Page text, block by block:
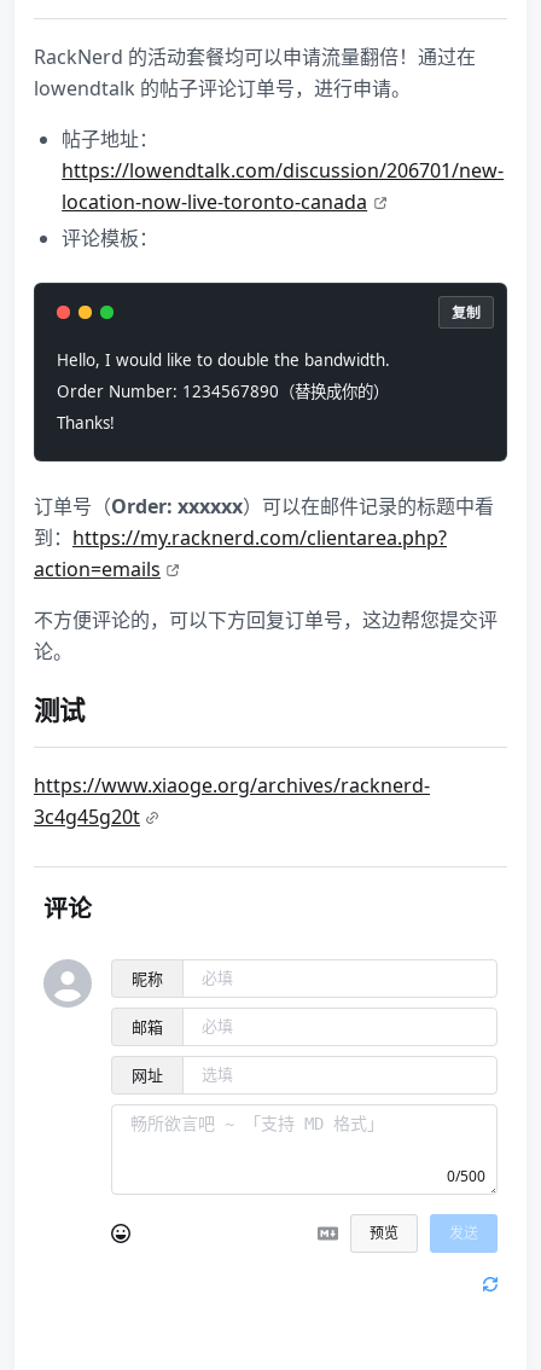
RackNerd 的活动套餐均可以申请流量翻倍！通过在
lowendtalk 的帖子评论订单号，进行申请。
帖子地址：
https://lowendtalk.com/discussion/206701/new-
location-now-live-toronto-canada
评论模板：
Hello, I would like to double the bandwidth.
Order Number: 1234567890（替换成你的）
Thanks!
复制
订单号（Order: xxxxxx）可以在邮件记录的标题中看
到： https://my.racknerd.com/clientarea.php?
action=emails
不方便评论的，可以下方回复订单号，这边帮您提交评
论。
测试
https://www.xiaoge.org/archives/racknerd-
3c4g45g20t
评论
昵称
邮箱
网址
0/500
预览 发送